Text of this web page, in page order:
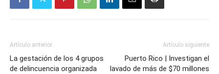
Artículo anterior
La gestación de los 4 grupos
de delincuencia organizada
Artículo siguiente
Puerto Rico | Investigan el
lavado de más de $70 millones